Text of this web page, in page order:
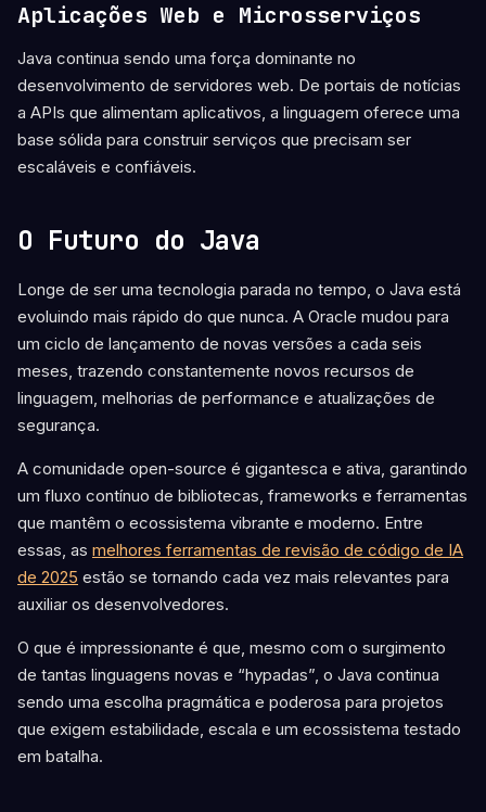
Aplicações Web e Microsserviços
Java continua sendo uma força dominante no
desenvolvimento de servidores web. De portais de notícias
a APIs que alimentam aplicativos, a linguagem oferece uma
base sólida para construir serviços que precisam ser
escaláveis e confiáveis.
O Futuro do Java
Longe de ser uma tecnologia parada no tempo, o Java está
evoluindo mais rápido do que nunca. A Oracle mudou para
um ciclo de lançamento de novas versões a cada seis
meses, trazendo constantemente novos recursos de
linguagem, melhorias de performance e atualizações de
segurança.
A comunidade open-source é gigantesca e ativa, garantindo
um fluxo contínuo de bibliotecas, frameworks e ferramentas
que mantêm o ecossistema vibrante e moderno. Entre
essas, as melhores ferramentas de revisão de código de IA
de 2025 estão se tornando cada vez mais relevantes para
auxiliar os desenvolvedores.
O que é impressionante é que, mesmo com o surgimento
de tantas linguagens novas e “hypadas”, o Java continua
sendo uma escolha pragmática e poderosa para projetos
que exigem estabilidade, escala e um ecossistema testado
em batalha.